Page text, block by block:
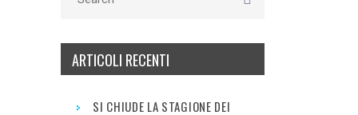
ARTICOLI RECENTI
SI CHIUDE LA STAGIONE DEI